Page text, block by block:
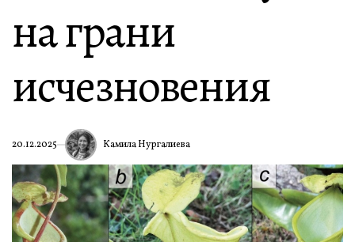
на грани
исчезновения
20.12.2025 Камила Нургалиева